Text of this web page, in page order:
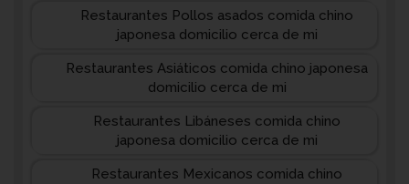
Restaurantes Pollos asados comida chino
japonesa domicilio cerca de mi
Restaurantes Asiáticos comida chino japonesa
domicilio cerca de mi
Restaurantes Libáneses comida chino
japonesa domicilio cerca de mi
Restaurantes Mexicanos comida chino